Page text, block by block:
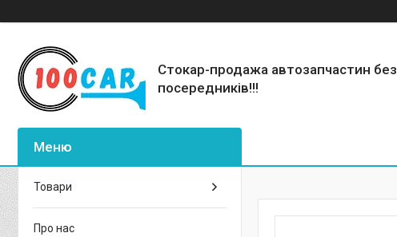
Стокар-продажа автозапчастин без
посередників!!!
Товари
Про нас